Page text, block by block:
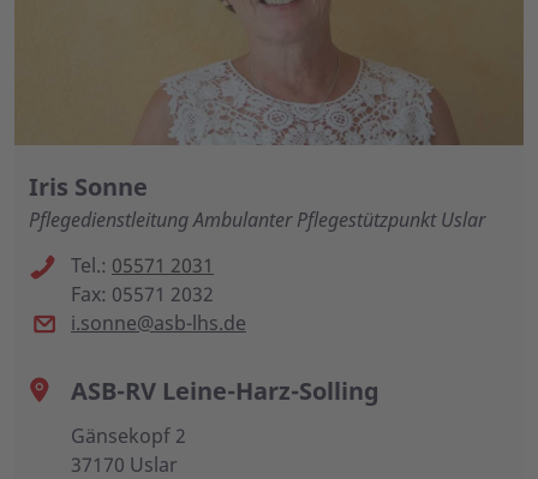
Iris Sonne
Pflegedienstleitung Ambulanter Pflegestützpunkt Uslar
Tel.: 05571 2031
Fax: 05571 2032
i.sonne@asb-lhs.de
ASB-RV Leine-Harz-Solling
Gänsekopf 2
37170 Uslar